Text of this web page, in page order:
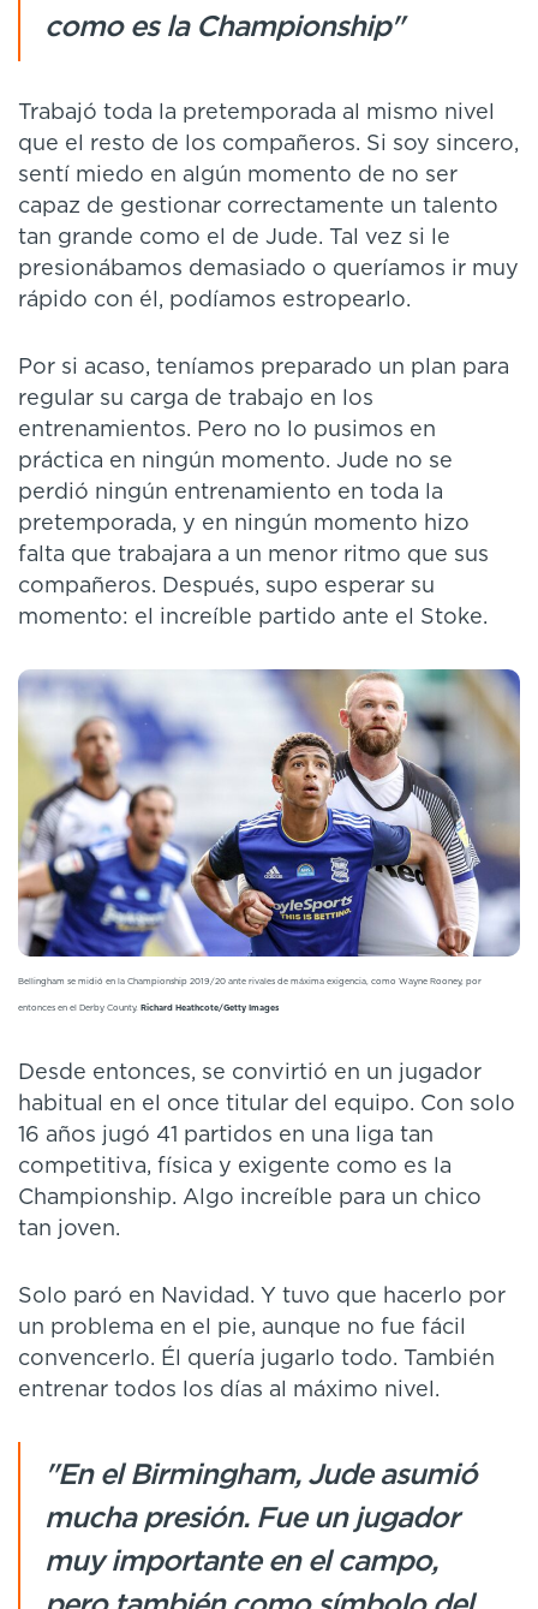
como es la Championship"
Trabajó toda la pretemporada al mismo nivel
que el resto de los compañeros. Si soy sincero,
sentí miedo en algún momento de no ser
capaz de gestionar correctamente un talento
tan grande como el de Jude. Tal vez si le
presionábamos demasiado o queríamos ir muy
rápido con él, podíamos estropearlo.
Por si acaso, teníamos preparado un plan para
regular su carga de trabajo en los
entrenamientos. Pero no lo pusimos en
práctica en ningún momento. Jude no se
perdió ningún entrenamiento en toda la
pretemporada, y en ningún momento hizo
falta que trabajara a un menor ritmo que sus
compañeros. Después, supo esperar su
momento: el increíble partido ante el Stoke.
Bellingham se midió en la Championship 2019/20 ante rivales de máxima exigencia, como Wayne Rooney, por
entonces en el Derby County. Richard Heathcote/Getty Images
Desde entonces, se convirtió en un jugador
habitual en el once titular del equipo. Con solo
16 años jugó 41 partidos en una liga tan
competitiva, física y exigente como es la
Championship. Algo increíble para un chico
tan joven.
Solo paró en Navidad. Y tuvo que hacerlo por
un problema en el pie, aunque no fue fácil
convencerlo. Él quería jugarlo todo. También
entrenar todos los días al máximo nivel.
"En el Birmingham, Jude asumió
mucha presión. Fue un jugador
muy importante en el campo,